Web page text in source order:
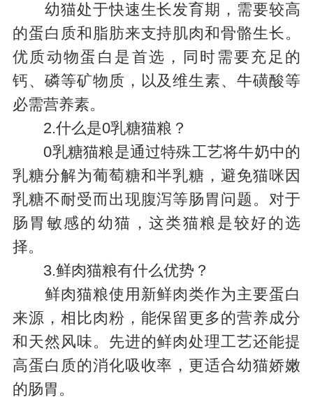
幼猫处于快速生长发育期，需要较高
的蛋白质和脂肪来支持肌肉和骨骼生长。
优质动物蛋白是首选，同时需要充足的
钙、磷等矿物质，以及维生素、牛磺酸等
必需营养素。
2.什么是0乳糖猫粮？
0乳糖猫粮是通过特殊工艺将牛奶中的
乳糖分解为葡萄糖和半乳糖，避免猫咪因
乳糖不耐受而出现腹泻等肠胃问题。对于
肠胃敏感的幼猫，这类猫粮是较好的选
择。
3.鲜肉猫粮有什么优势？
鲜肉猫粮使用新鲜肉类作为主要蛋白
来源，相比肉粉，能保留更多的营养成分
和天然风味。先进的鲜肉处理工艺还能提
高蛋白质的消化吸收率，更适合幼猫娇嫩
的肠胃。